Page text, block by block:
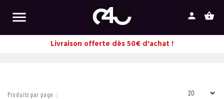
 shopping_basket
person
Livraison offerte dès 50€ d'achat !
Produits par page :